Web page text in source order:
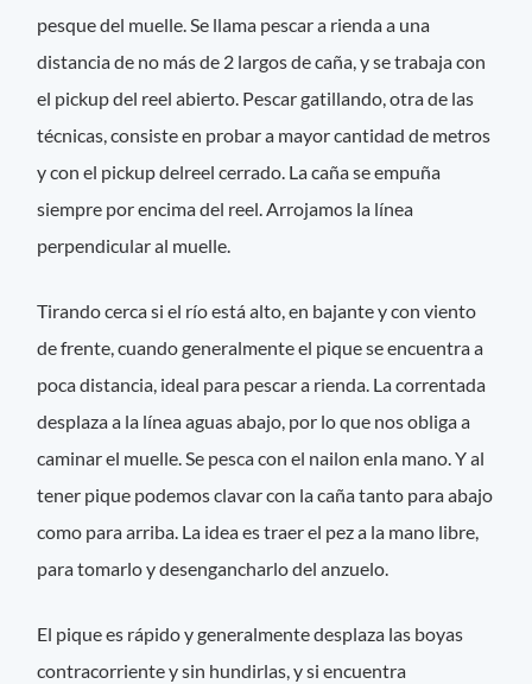
pesque del muelle. Se llama pescar a rienda a una
distancia de no más de 2 largos de caña, y se trabaja con
el pickup del reel abierto. Pescar gatillando, otra de las
técnicas, consiste en probar a mayor cantidad de metros
y con el pickup delreel cerrado. La caña se empuña
siempre por encima del reel. Arrojamos la línea
perpendicular al muelle.
Tirando cerca si el río está alto, en bajante y con viento
de frente, cuando generalmente el pique se encuentra a
poca distancia, ideal para pescar a rienda. La correntada
desplaza a la línea aguas abajo, por lo que nos obliga a
caminar el muelle. Se pesca con el nailon enla mano. Y al
tener pique podemos clavar con la caña tanto para abajo
como para arriba. La idea es traer el pez a la mano libre,
para tomarlo y desengancharlo del anzuelo.
El pique es rápido y generalmente desplaza las boyas
contracorriente y sin hundirlas, y si encuentra